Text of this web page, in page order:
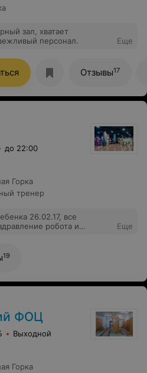
зал, хватает
персонал.
Еще
Отзывы17
до 22:00
Горка
тренер
26.02.17, все
робота и
свежее и вкусно
: обслуживание
круто, спасибо
Еще
19
ФОЦ
Выходной
Горка